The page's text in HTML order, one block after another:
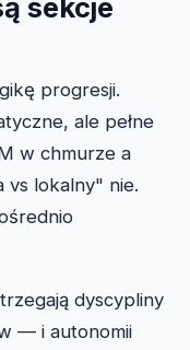
sekcje
progresji.
ale pełne
w chmurze a
vs lokalny" nie.
dyscypliny
— i autonomii